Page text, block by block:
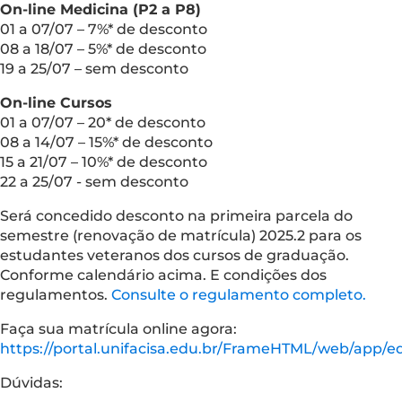
On-line Medicina (P2 a P8)
01 a 07/07 – 7%* de desconto
08 a 18/07 – 5%* de desconto
19 a 25/07 – sem desconto
On-line Cursos
01 a 07/07 – 20* de desconto
08 a 14/07 – 15%* de desconto
15 a 21/07 – 10%* de desconto
22 a 25/07 - sem desconto
Será concedido desconto na primeira parcela do
semestre (renovação de matrícula) 2025.2 para os
estudantes veteranos dos cursos de graduação.
Conforme calendário acima. E condições dos
regulamentos. Consulte o regulamento completo.
Faça sua matrícula online agora:
https://portal.unifacisa.edu.br/FrameHTML/web/app/
Dúvidas: